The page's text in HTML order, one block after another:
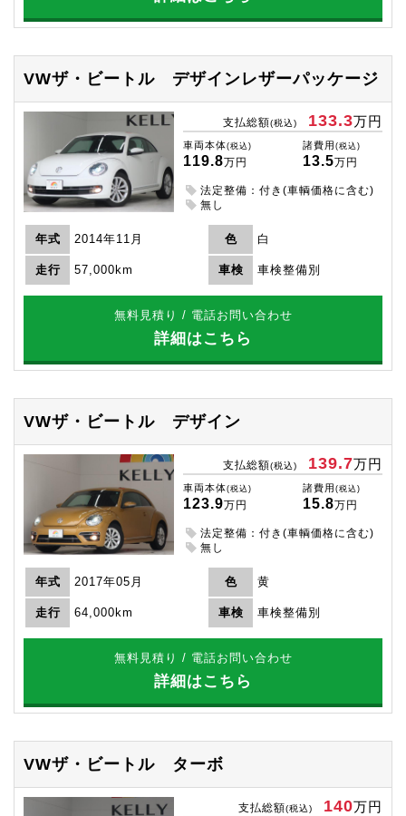
VWザ・ビートル デザインレザーパッケージ
支払総額(税込) 133.3万円
車両本体(税込)
119.8万円
諸費用(税込)
13.5万円
法定整備：付き(車輌価格に含む)
無し
年式 2014年11月 色 白
走行 57,000km 車検 車検整備別
無料見積り / 電話お問い合わせ
詳細はこちら
VWザ・ビートル デザイン
支払総額(税込) 139.7万円
車両本体(税込)
123.9万円
諸費用(税込)
15.8万円
法定整備：付き(車輌価格に含む)
無し
年式 2017年05月 色 黄
走行 64,000km 車検 車検整備別
無料見積り / 電話お問い合わせ
詳細はこちら
VWザ・ビートル ターボ
支払総額(税込) 140万円